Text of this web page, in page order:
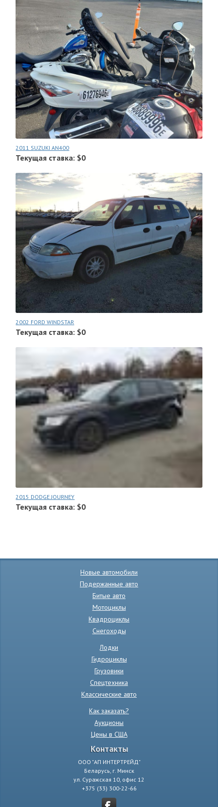
2011 SUZUKI AN400
Текущая ставка: $0
2002 FORD WINDSTAR
Текущая ставка: $0
2015 DODGE JOURNEY
Текущая ставка: $0
Новые автомобили
Подержанные авто
Битые авто
Мотоциклы
Квадроциклы
Снегоходы
Лодки
Гидроциклы
Грузовики
Спецтехника
Классические авто
Как заказать?
Аукционы
Цены в США
Контакты
ООО "АП ИНТЕРТРЕЙД"
Беларусь, г. Минск
ул. Суражская 10, офис 12
+375 (33) 300-22-66